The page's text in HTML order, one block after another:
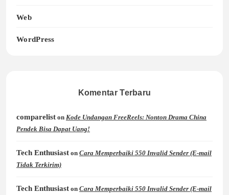
Web
WordPress
Komentar Terbaru
comparelist on Kode Undangan FreeReels: Nonton Drama China
Pendek Bisa Dapat Uang!
Tech Enthusiast on Cara Memperbaiki 550 Invalid Sender (E-mail
Tidak Terkirim)
Tech Enthusiast on Cara Memperbaiki 550 Invalid Sender (E-mail